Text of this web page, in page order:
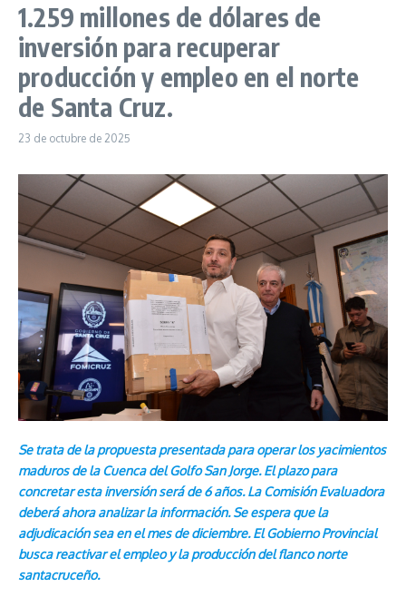
1.259 millones de dólares de
inversión para recuperar
producción y empleo en el norte
de Santa Cruz.
23 de octubre de 2025
Se trata de la propuesta presentada para operar los yacimientos
maduros de la Cuenca del Golfo San Jorge. El plazo para
concretar esta inversión será de 6 años. La Comisión Evaluadora
deberá ahora analizar la información. Se espera que la
adjudicación sea en el mes de diciembre. El Gobierno Provincial
busca reactivar el empleo y la producción del flanco norte
santacruceño.